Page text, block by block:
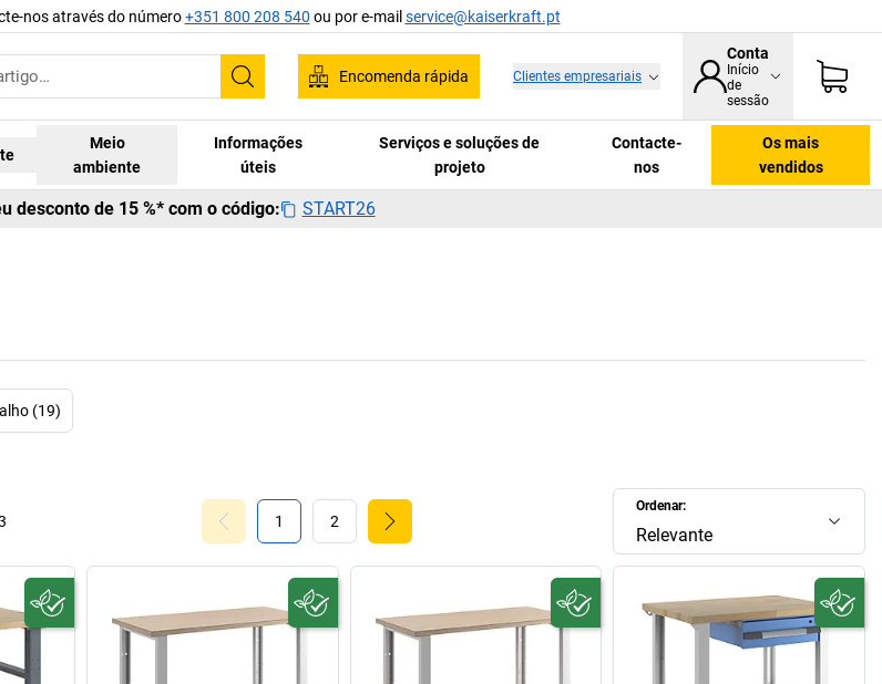
nos através do número+351 800 208 540 ou por e-mailservice@kaiserkraft.pt
Pesquisar
Encomenda rápida Clientes empresariais
Conta
Início
de
sessão
Meio
ambiente
Informações
úteis
Serviços e soluções de
projeto
Contacte-
nos
Os mais
vendidos
desconto de 15 %* com o código: START26
(19)
Ordenar:
Relevante
1 2